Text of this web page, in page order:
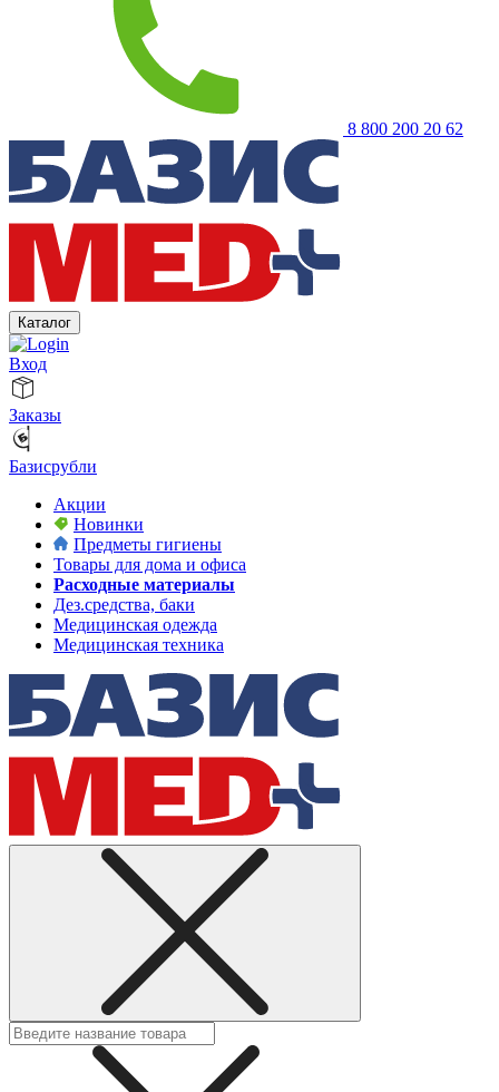
8 800 200 20 62
Каталог
Вход
Заказы
Базисрубли
Акции
Новинки
Предметы гигиены
Товары для дома и офиса
Расходные материалы
Дез.средства, баки
Медицинская одежда
Медицинская техника